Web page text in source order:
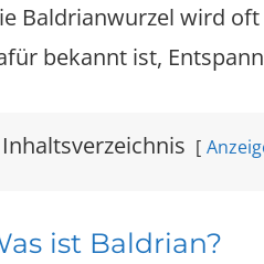
Baldrianwurzel wird
bekannt ist,
Inhaltsverzeichnis
ist Baldrian?